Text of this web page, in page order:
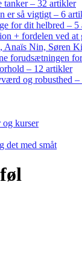
tanker – 32 artikler
er så vigtigt – 6
for dit helbred – 5
+ fordelen ved at
Anaïs Nin, Søren
forudsætningen
– 12 artikler
og robusthed –
og kurser
det med småt